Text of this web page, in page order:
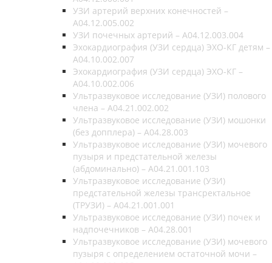
УЗИ артерий верхних конечностей –
A04.12.005.002
УЗИ почечных артерий – A04.12.003.004
Эхокардиография (УЗИ сердца) ЭХО-КГ детям –
A04.10.002.007
Эхокардиография (УЗИ сердца) ЭХО-КГ –
A04.10.002.006
Ультразвуковое исследование (УЗИ) полового
члена – A04.21.002.002
Ультразвуковое исследование (УЗИ) мошонки
(без допплера) – A04.28.003
Ультразвуковое исследование (УЗИ) мочевого
пузыря и предстательной железы
(абдоминально) – A04.21.001.103
Ультразвуковое исследование (УЗИ)
предстательной железы трансректальное
(ТРУЗИ) – A04.21.001.001
Ультразвуковое исследование (УЗИ) почек и
надпочечников – A04.28.001
Ультразвуковое исследование (УЗИ) мочевого
пузыря с определением остаточной мочи –